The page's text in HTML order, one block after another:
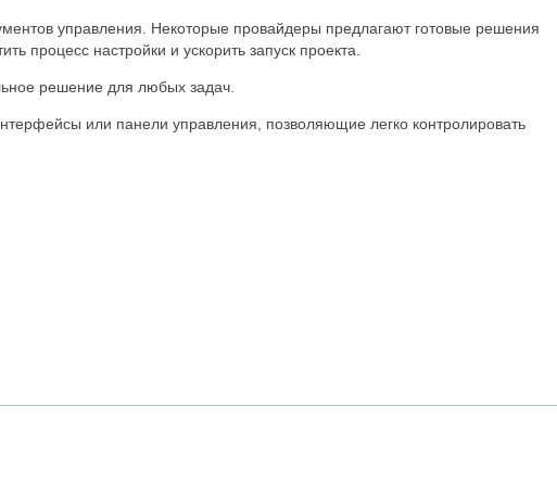
управления. Некоторые провайдеры предлагают готовые решения
процесс настройки и ускорить запуск проекта.
решение для любых задач.
или панели управления, позволяющие легко контролировать